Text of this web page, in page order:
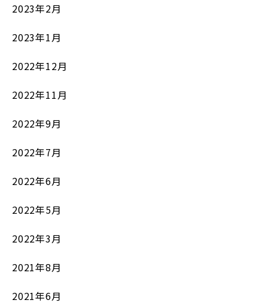
2023年2月
2023年1月
2022年12月
2022年11月
2022年9月
2022年7月
2022年6月
2022年5月
2022年3月
2021年8月
2021年6月